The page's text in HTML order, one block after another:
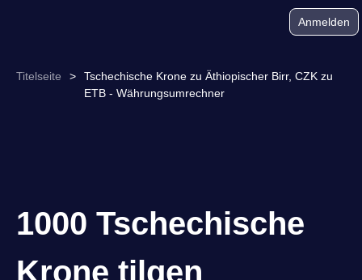
Anmelden
Titelseite >
Tschechische Krone zu Äthiopischer Birr, CZK zu
ETB - Währungsumrechner
1000 Tschechische
Krone tilgen